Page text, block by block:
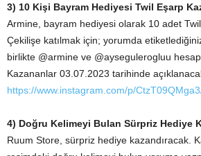
3) 10 Kişi Bayram Hediyesi Twil Eşarp
Armine, bayram hediyesi olarak 10 adet
Çekilişe katılmak için; yorumda
birlikte @armine ve @aysegulerogluu
Kazananlar 03.07.2023 tarihinde
https://www.instagram.com/p/
4) Doğru Kelimeyi Bulan Sürpriz Hediye
Ruum Store, sürpriz hediye kazandıracak.